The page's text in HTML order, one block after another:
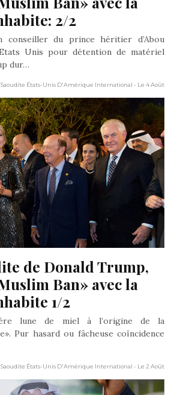
2/2
conseiller du prince héritier d’Abou
Unis pour détention de matériel
dur…
Saoudite États-Unis D'Amérique International - Le 4 Août
de Donald Trump,
Ban» avec la
1/2
lune de miel à l’origine de la
Pur hasard ou fâcheuse coïncidence
Saoudite États-Unis D'Amérique International - Le 2 Août